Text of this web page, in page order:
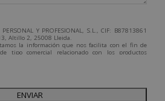
PERSONAL Y PROFESIONAL, S.L., CIF: B87813861
Altillo 2, 25008 Lleida.
la información que nos facilita con el fin de
tipo comercial relacionado con los productos
que fueran de su interés.
del interesado.
Política de Privacidad.
(vía telefónica y/o email):